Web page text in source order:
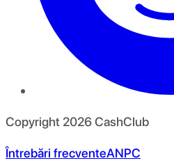
Copyright 2026CashClub
Întrebări frecventeANPC